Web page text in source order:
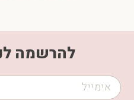
להרשמה